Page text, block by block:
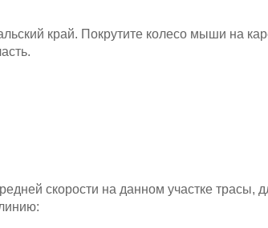
край. Покрутите колесо мыши на
скорости на данном участке трасы,